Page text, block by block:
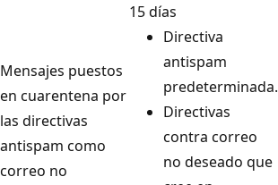
Mensajes puestos
en cuarentena por
las directivas
antispam como
correo no
15 días
Directiva
antispam
predeterminada.
Directivas
contra correo
no deseado que